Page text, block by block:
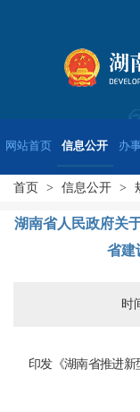
网站首页 信息公开 办
首页 > 信息公开 >
湖南省人民政府关
省建
时
印发《湖南省推进